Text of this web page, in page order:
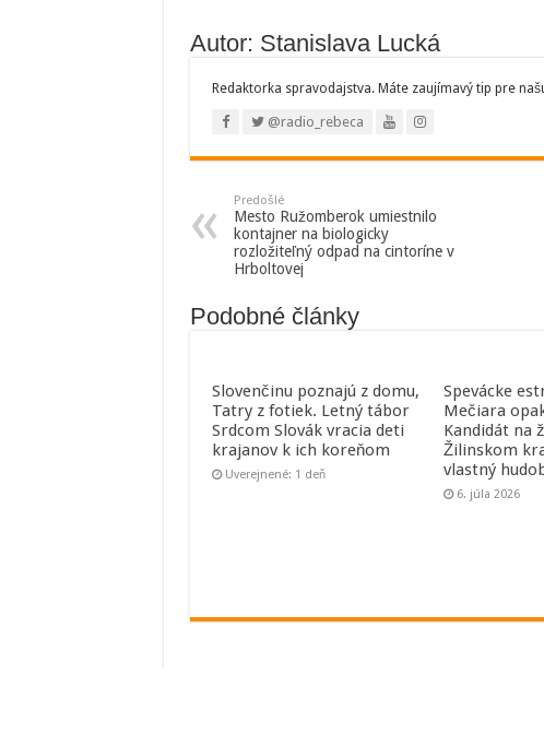
Autor: Stanislava Lucká
Redaktorka spravodajstva. Máte zaujímavý tip pre
@radio_rebeca
Predošlé
Mesto Ružomberok umiestnilo
kontajner na biologicky
rozložiteľný odpad na cintoríne v
Hrboltovej
Podobné články
Slovenčinu poznajú z domu,
Tatry z fotiek. Letný tábor
Srdcom Slovák vracia deti
krajanov k ich koreňom
Uverejnené: 1 deň
Spevácke
Mečiara
Kandidát na
Žilinskom
vlastný
6. júla 2026